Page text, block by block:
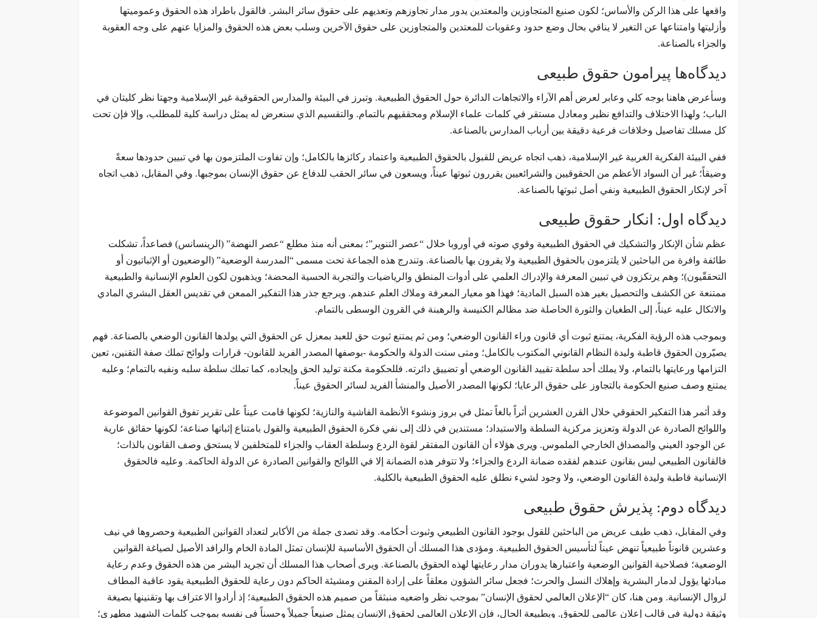
واقعها على هذا الركن والأساس؛ لكون صنيع المتجاوزين والمعتدين يدور مدار تجاوزهم وتعديهم على حقوق سائر البشر. فالقول باطراد هذه الحقوق وعموميتها
وأزليتها وامتناعها عن التغير لا ينافي بحال وضع حدود وعقوبات للمعتدين والمتجاوزين على حقوق الآخرين وسلب بعض هذه الحقوق والمزايا عنهم على وجه العقوبة
والجزاء بالصناعة.
دیدگاه‌ها پیرامون حقوق طبیعی
وسأعرض هاهنا بوجه كلي وعابر لعرض أهم الآراء والاتجاهات الدائرة حول الحقوق الطبيعية. وتبرز في البيئة والمدارس الحقوقية غير الإسلامية وجهتا نظر كليتان في
الباب؛ ولهذا الاختلاف والتدافع نظير ومعادل مستقر في كلمات علماء الإسلام ومحققيهم بالتمام. والتقسيم الذي سنعرض له يمثل دراسة كلية للمطلب، وإلا فإن تحت
كل مسلك تفاصيل وخلافات فرعية دقيقة بين أرباب المدارس بالصناعة.
ففي البيئة الفكرية الغربية غير الإسلامية، ذهب اتجاه عريض للقبول بالحقوق الطبيعية واعتماد ركائزها بالكامل؛ وإن تفاوت الملتزمون بها في تبيين حدودها سعةً
وضيقاً؛ غير أن السواد الأعظم من الحقوقيين والشرائعيين يقررون ثبوتها عيناً، ويسعون في سائر الحقب للدفاع عن حقوق الإنسان بموجبها. وفي المقابل، ذهب اتجاه
آخر لإنكار الحقوق الطبيعية ونفي أصل ثبوتها بالصناعة.
دیدگاه اول: انکار حقوق طبیعی
عظم شأن الإنكار والتشكيك في الحقوق الطبيعية وقوي صوته في أوروبا خلال “عصر التنوير”؛ بمعنى أنه منذ مطلع “عصر النهضة” (الرينسانس) فصاعداً، تشكلت
طائفة وافرة من الباحثين لا يلتزمون بالحقوق الطبيعية ولا يقرون بها بالصناعة. وتندرج هذه الجماعة تحت مسمى “المدرسة الوضعية” (الوضعيون أو الإثباتيون أو
التحققّيون)؛ وهم يرتكزون في تبيين المعرفة والإدراك العلمي على أدوات المنطق والرياضيات والتجربة الحسية المحضة؛ ويذهبون لكون العلوم الإنسانية والطبيعية
ممتنعة عن الكشف والتحصيل بغير هذه السبل المادية؛ فهذا هو معيار المعرفة وملاك العلم عندهم. ويرجع جذر هذا التفكير الممعن في تقديس العقل البشري المادي
والاتكال عليه عيناً، إلى الطغيان والثورة الحاصلة ضد مظالم الكنيسة والرهبنة في القرون الوسطى بالتمام.
وبموجب هذه الرؤية الفكرية، يمتنع ثبوت أي قانون وراء القانون الوضعي؛ ومن ثم يمتنع ثبوت حق للعبد بمعزل عن الحقوق التي يولدها القانون الوضعي بالصناعة. فهم
يصيّرون الحقوق قاطبة وليدة النظام القانوني المكتوب بالكامل؛ ومتى سنت الدولة والحكومة -بوصفها المصدر الفريد للقانون- قرارات ولوائح تملك صفة التقنين، تعين
التزامها ورعايتها بالتمام، ولا يملك أحد سلطة تقييد القانون الوضعي أو تضييق دائرته. فللحكومة مكنة توليد الحق وإيجاده، كما تملك سلطة سلبه ونفيه بالتمام؛ وعليه
يمتنع وصف صنيع الحكومة بالتجاوز على حقوق الرعايا؛ لكونها المصدر الأصيل والمنشأ الفريد لسائر الحقوق عيناً.
وقد أثمر هذا التفكير الحقوقي خلال القرن العشرين أثراً بالغاً تمثل في بروز ونشوء الأنظمة الفاشية والنازية؛ لكونها قامت عيناً على تقرير تفوق القوانين الموضوعة
واللوائح الصادرة عن الدولة وتعزيز مركزية السلطة والاستبداد؛ مستندين في ذلك إلى نفي فكرة الحقوق الطبيعية والقول بامتناع إثباتها صناعة؛ لكونها حقائق عارية
عن الوجود العيني والمصداق الخارجي الملموس. ويرى هؤلاء أن القانون المفتقر لقوة الردع وسلطة العقاب والجزاء للمتخلفين لا يستحق وصف القانون بالذات؛
فالقانون الطبيعي ليس بقانون عندهم لفقده ضمانة الردع والجزاء؛ ولا تتوفر هذه الضمانة إلا في اللوائح والقوانين الصادرة عن الدولة الحاكمة. وعليه فالحقوق
الإنسانية قاطبة وليدة القانون الوضعي، ولا وجود لشيء نطلق عليه الحقوق الطبيعية بالكلية.
دیدگاه دوم: پذیرش حقوق طبیعی
وفي المقابل، ذهب طيف عريض من الباحثين للقول بوجود القانون الطبيعي وثبوت أحكامه. وقد تصدى جملة من الأكابر لتعداد القوانين الطبيعية وحصروها في نيف
وعشرين قانوناً طبيعياً تنهض عيناً لتأسيس الحقوق الطبيعية. ومؤدى هذا المسلك أن الحقوق الأساسية للإنسان تمثل المادة الخام والرافد الأصيل لصياغة القوانين
الوضعية؛ فصلاحية القوانين الوضعية واعتبارها يدوران مدار رعایتها لهذه الحقوق بالصناعة. ويرى أصحاب هذا المسلك أن تجريد البشر من هذه الحقوق وعدم رعاية
مبادئها يؤول لدمار البشرية وإهلاك النسل والحرث؛ فجعل سائر الشؤون معلقاً على إرادة المقنن ومشيئة الحاكم دون رعاية للحقوق الطبيعية يقود عاقبة المطاف
لزوال الإنسانية. ومن هنا، كان “الإعلان العالمي لحقوق الإنسان” بموجب نظر واضعيه منبثقاً من صميم هذه الحقوق الطبيعية؛ إذ أرادوا الاعتراف بها وتقنينها بصيغة
وثيقة دولية في قالب إعلان عالمي للحقوق. وبطبيعة الحال، فإن الإعلان العالمي لحقوق الإنسان يمثل صنيعاً جميلاً وحسناً في نفسه بموجب كلمات الشهيد مطهري؛